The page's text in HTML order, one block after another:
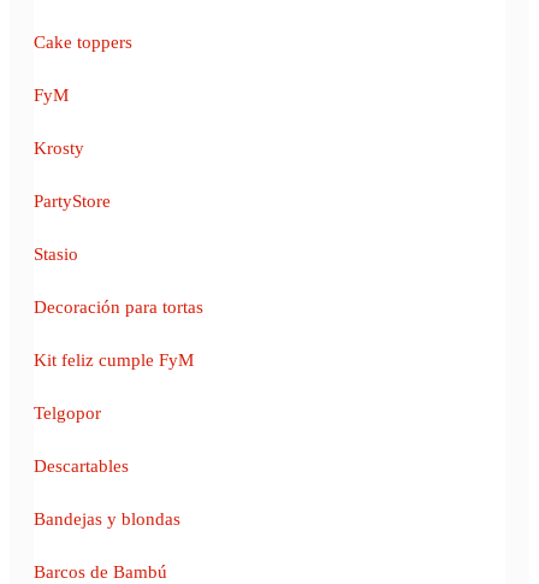
Cake toppers
FyM
Krosty
PartyStore
Stasio
Decoración para tortas
Kit feliz cumple FyM
Telgopor
Descartables
Bandejas y blondas
Barcos de Bambú